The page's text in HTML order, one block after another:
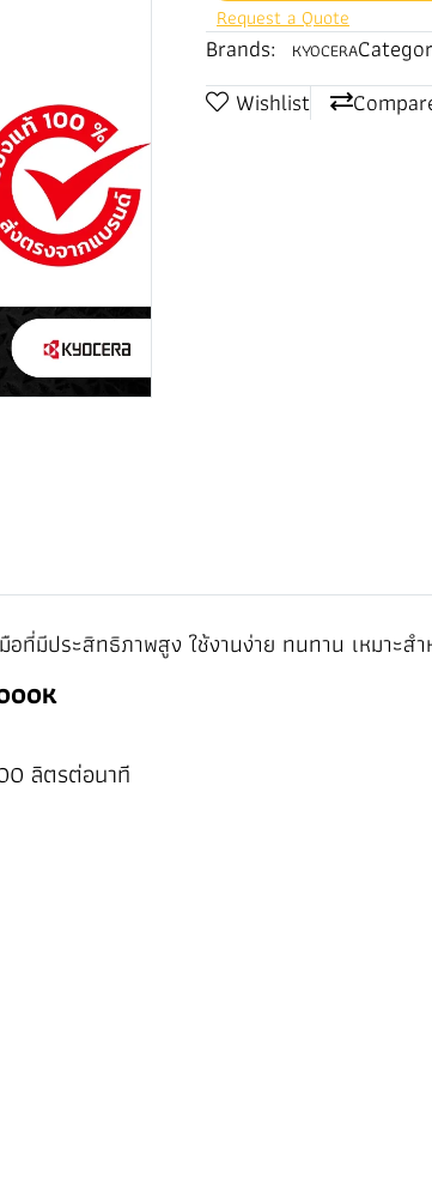
Request a Quote
Brands: KYOCERA
Wishlist
ที่มีประสิทธิภาพสูง ใช้งานง่าย ทนทาน เหมาะส
ลิตรต่อนาที